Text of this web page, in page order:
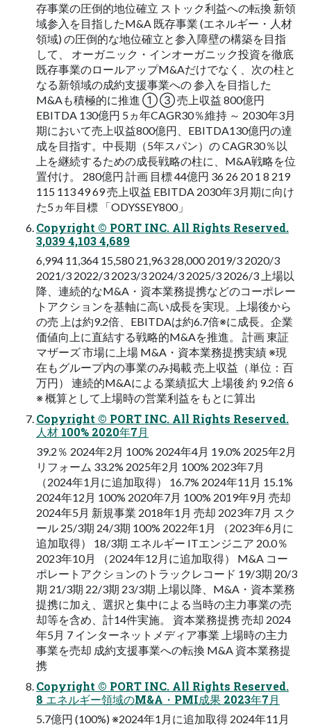
存事業の圧倒的地位確立 ストック利益への転換 新領
域参入を目指したM&A 既存事業 (エネルギー・人材
領域) の圧倒的な地位確立と参入障壁の構築を目指
して、 オーガニック・インオーガニック投資を徹底
既存事業のロールアップM&Aだけでなく、次の柱と
なる新領域の成約支援事業への 参入を目指した
M&Aも積極的に推進 ① ③ 売上収益 800億円
EBITDA 130億円 5ヵ年CAGR30％維持 ～ 2030年3月
期において売上収益800億円、EBITDA130億円の達
成を目指す。中長期（5年スパン）の CAGR30％以
上を継続するための成長戦略の柱に、M&A戦略を位
置付け。 280億円 計画 目標 44億円 36 26 20 1 8 219
115 113 49 69 売上収益 EBITDA 2030年3月期に向け
た5ヵ年目標 「ODYSSEY800」
Copyright © PORT INC. All Rights Reserved.
3,039 4,103 4,689
6,994 11,364 15,580 21,963 28,000 2019/3 2020/3
2021/3 2022/3 2023/3 2024/3 2025/3 2026/3 上場以
降、連続的なM&A・資本業務提携などのコーポレー
トアクションを基軸に高い成長を実現。上場後から
の売 上は約9.2倍、EBITDAは約6.7倍※に成長。企業
価値向上に直結する戦略的M&Aを推進。 計画 東証
マザーズ 市場に上場 M&A・資本業務提携実績 ※現
在もグループ内の事業のみ掲載 売上収益（単位：百
万円） 連続的M&Aによる業績拡大 上場後 約 9.2倍 6
※ 概算として上場時の営業利益をもとに算出
Copyright © PORT INC. All Rights Reserved.
人材 100% 2020年7月
39.2％ 2024年2月 100% 2024年4月 19.0% 2025年2月
リフォーム 33.2% 2025年2月 100% 2023年7月
（2024年1月に追加取得） 16.7% 2024年11月 15.1%
2024年12月 100% 2020年7月 100% 2019年9月 売却
2024年5月 新規事業 2018年1月 売却 2023年7月 スク
ール 25/3期 24/3期 100% 2022年1月 （2023年6月に
追加取得） 18/3期 エネルギー ITエンジニア 20.0％
2023年10月 （2024年12月に追加取得） M&A コー
ポレートアクションのトラックレコード 19/3期 20/3
期 21/3期 22/3期 23/3期 上場以降、M&A・資本業務
提携に加え、選択と集中による当時の主力事業の売
却等を含め、計14件実施。 資本業務提携 売却 2024
年5月 7 インターネットメディア事業 上場時の主力
事業を売却 成約支援事業への転換 M&A 資本業務提
携
Copyright © PORT INC. All Rights Reserved.
8 エネルギー領域のM&A・PMI成果 2023年7月
5.7億円 (100%) ※2024年1月に追加取得 2024年11月